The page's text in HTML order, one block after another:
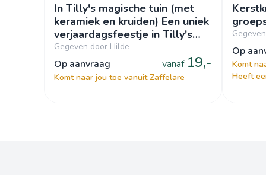
In Tilly's magische tuin (met
keramiek en kruiden) Een uniek
verjaardagsfeestje in Tilly's
Academie voor Creatieve
Kunsten
Gegeven door Hilde
op aanvraag vanaf 19,-
Komt naar jou toe vanuit Zaffelare
op
Komt
Heeft